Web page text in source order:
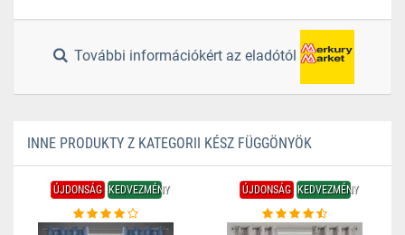
További információkért az eladótól
INNE PRODUKTY Z KATEGORII KÉSZ FÜGGÖNYÖK
ÚJDONSÁG KEDVEZMÉNY ÚJDONSÁG KEDVEZMÉNY